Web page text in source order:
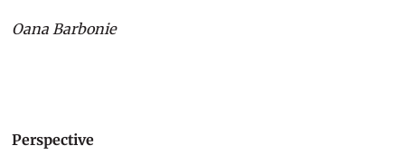
Oana Barbonie
Perspective